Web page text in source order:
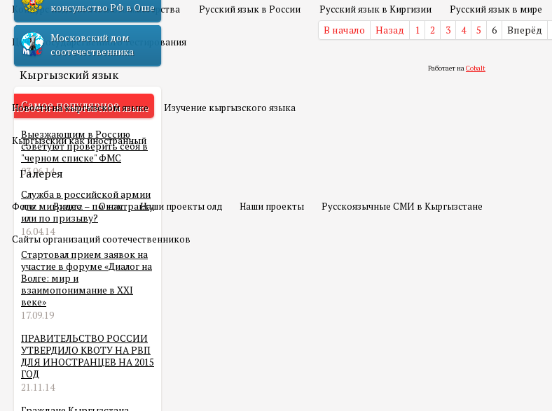
Конкурс педагогического мастерства Русский язык в России Русский язык в Киргизии Русский язык в мире
Центр государственного тестирования
Кыргызский язык
Новости на кыргызском языке Изучение кыргызского языка
Кыргызский как иностранный
Галерея
Фото Видео О нас Наши проекты олд Наши проекты Русскоязычные СМИ в Кыргызстане
Сайты организаций соотечественников
консульство РФ в Оше
Московский дом
соотечественника
Самое популярное
Выезжающим в Россию
советуют проверить себя в
"черном списке" ФМС
03.06.14
Служба в российской армии
для мигранта – по контракту
или по призыву?
16.04.14
Стартовал прием заявок на
участие в форуме «Диалог на
Волге: мир и
взаимопонимание в XXI
веке»
17.09.19
ПРАВИТЕЛЬСТВО РОССИИ
УТВЕРДИЛО КВОТУ НА РВП
ДЛЯ ИНОСТРАНЦЕВ НА 2015
ГОД
21.11.14
В начало Назад 1 2 3 4 5 6 Вперёд
Работает наCobalt